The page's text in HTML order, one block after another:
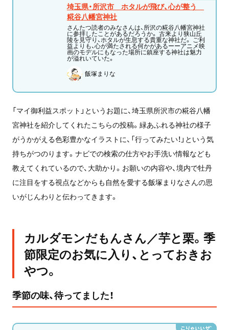
埼玉県・所沢市 ホタルが飛び、心が整う
糀谷八幡宮神社
さんたつ読者のみなさんは、所沢の糀谷八幡宮神社
に参拝したことがあるだろうか。 古来より狭山丘
陵を見守り、ホタルが生息する貴重な神社だ。 ご利
益よりも、心が満たされる何かがあるーーアニメ映
画のモデルにもなった場所に鎮座する神社は魅力
が溢れいていた。
飯塚まりな
「マイ御利益スポット」というお題に、 埼玉県所沢市の糀谷八幡
宮神社を紹介してくれたこちらの投稿。緑あふれる神社の様子
がうかがえる色彩豊かなイラストに、「行ってみたい！」という気
持ちがつのります。ナビでの検索の仕方やお手洗い情報なども
教えてくれているので、大助かり。お願いの内容や、境内で牡丹
に注目をする視点などからも自然を愛する飯塚まりなさんの思
いがじんわりと伝わってきます。
カルダモンだもんさん／芋と栗。季
節限定のお気に入り、とっておきお
やつ。
季節の味、待ってました！